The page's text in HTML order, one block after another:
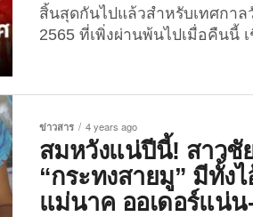
คิดใหญ่ทำเป็น
SleeplessBKK
สิ้นสุดกันไปแล้วสำหรับเทศกาล
2565 ที่เพิ่งผ่านพ้นไปเมื่อคืนนี้
กันแบบชิลล์ ๆ แต่สำหรับเหล่าบ
หลายต่อหลายคนนั้น ต่างพากัน
เทศกาลวันลอยกระทง พร้อมแต่
สวยสะกดสุด ๆ บางคนก็แต่งชุด
เนรมิตลุคใหม่แบบสุดปังจนกล
Joi เลยจะพาเพื่อน ๆ ไปส่อง
ข่าวสาร 4 years ago
สมหวังแน่ปีนี้! สาวชั
“กระทงสายมู” มีทั้ง
แม่นาค ออเดอร์แน่น